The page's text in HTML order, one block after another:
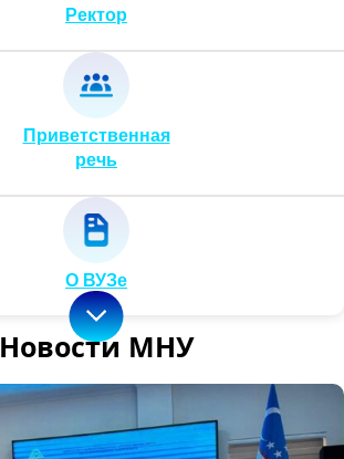
Ректор
Приветственная
речь
О ВУЗе
Новости МНУ